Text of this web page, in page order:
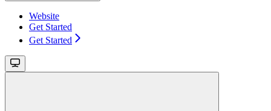
Website
Get Started
Get Started